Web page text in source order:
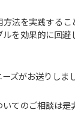
法を実践する
ルを効果的に回
ズがお送りしま
いてのご相談は